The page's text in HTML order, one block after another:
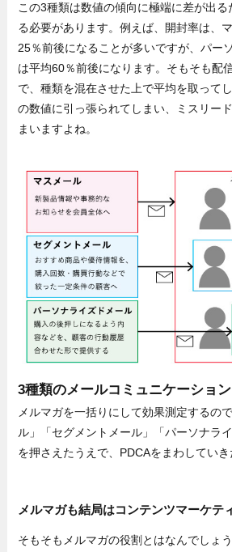
この3種類は数値の傾向に極端に差が出
る必要があります。例えば、開封率は、
25％前後になることが多いですが、パー
は平均60％前後になります。そもそも配
で、種類を混在させた上で平均を取って
の数値に引っ張られてしまい、ミスリー
まいますよね。
3種類のメールコミュニケーション
メルマガを一括りにして効果測定するの
ル」「セグメントメール」「パーソナラ
を押さえたうえで、PDCAをまわしてい
メルマガも結局はコンテンツマーケテ
そもそもメルマガの役割とはなんでしょ